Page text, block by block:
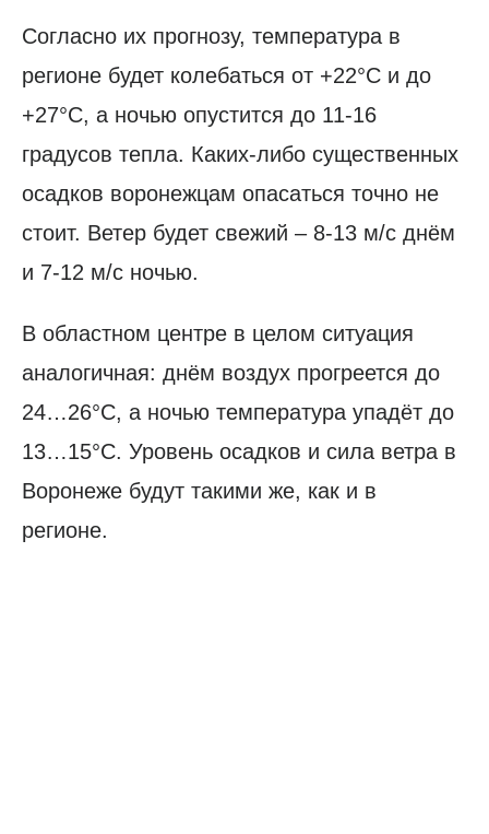
Согласно их прогнозу, температура в
регионе будет колебаться от +22°C и до
+27°C, а ночью опустится до 11-16
градусов тепла. Каких-либо существенных
осадков воронежцам опасаться точно не
стоит. Ветер будет свежий – 8-13 м/c днём
и 7-12 м/с ночью.
В областном центре в целом ситуация
аналогичная: днём воздух прогреется до
24…26°C, а ночью температура упадёт до
13…15°C. Уровень осадков и сила ветра в
Воронеже будут такими же, как и в
регионе.